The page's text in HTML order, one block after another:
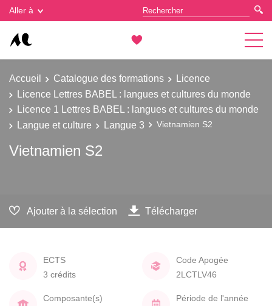
Aller à
Accueil Catalogue des formations
Licence
Licence Lettres BABEL : langues et cultures du monde
Licence 1 Lettres BABEL : langues et cultures du monde
Langue et culture
Langue 3 Vietnamien S2
Vietnamien S2
Ajouter à la sélection Télécharger
ECTS
3 crédits
Code Apogée
2LCTLV46
Composante(s)
Période de l'année
Gestion des cookies